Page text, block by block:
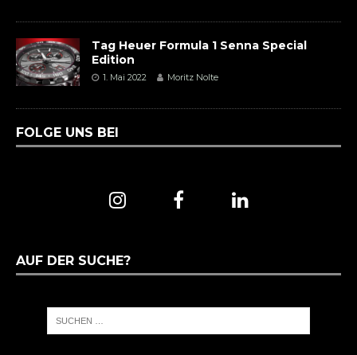
Tag Heuer Formula 1 Senna Special
Edition
1. Mai 2022 Moritz Nolte
FOLGE UNS BEI
AUF DER SUCHE?